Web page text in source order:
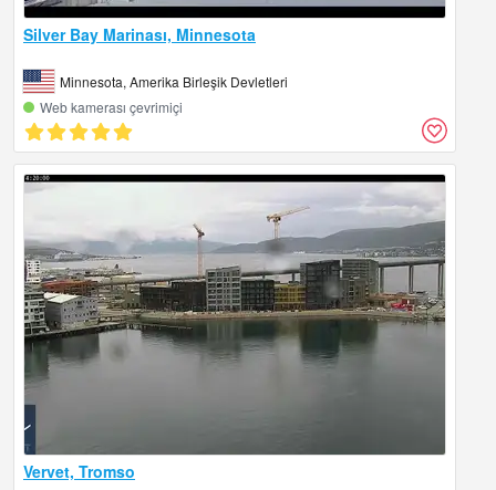
Silver Bay Marinası, Minnesota
Minnesota, Amerika Birleşik Devletleri
Web kamerası çevrimiçi
Vervet, Tromso